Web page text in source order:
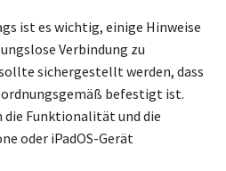
ist es wichtig, einige Hinweise
Verbindung zu
sichergestellt werden, dass
ordnungsgemäß befestigt ist.
die Funktionalität und die
oder iPadOS-Gerät